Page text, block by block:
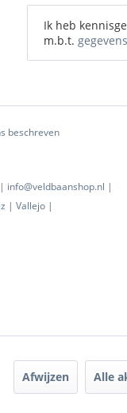
Ik heb
m.b.t.
beschreven
info@veldbaanshop.nl |
| Vallejo |
Afwijzen Alle